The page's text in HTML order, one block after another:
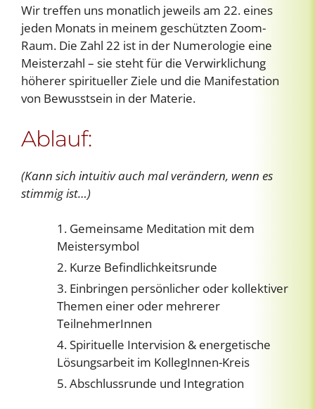
Wir treffen uns monatlich jeweils am 22. eines
jeden Monats in meinem geschützten Zoom-
Raum. Die Zahl 22 ist in der Numerologie eine
Meisterzahl – sie steht für die Verwirklichung
höherer spiritueller Ziele und die Manifestation
von Bewusstsein in der Materie.
Ablauf:
(Kann sich intuitiv auch mal verändern, wenn es
stimmig ist…)
Gemeinsame Meditation mit dem
Meistersymbol
Kurze Befindlichkeitsrunde
Einbringen persönlicher oder kollektiver
Themen einer oder mehrerer
TeilnehmerInnen
Spirituelle Intervision & energetische
Lösungsarbeit im KollegInnen-Kreis
Abschlussrunde und Integration